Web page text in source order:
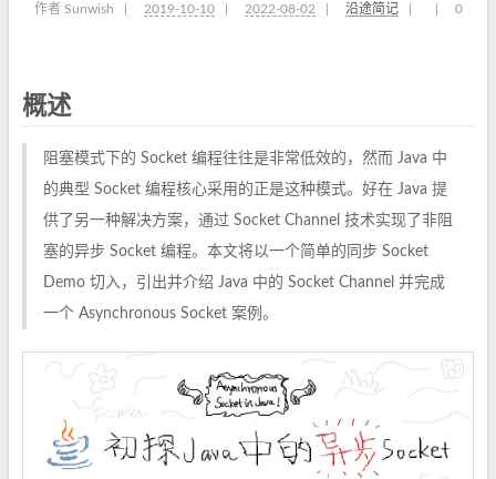
作者 Sunwish 2019-10-10 2022-08-02 沿途简记 0
概述
阻塞模式下的 Socket 编程往往是非常低效的，然而 Java 中
的典型 Socket 编程核心采用的正是这种模式。好在 Java 提
供了另一种解决方案，通过 Socket Channel 技术实现了非阻
塞的异步 Socket 编程。本文将以一个简单的同步 Socket
Demo 切入，引出并介绍 Java 中的 Socket Channel 并完成
一个 Asynchronous Socket 案例。